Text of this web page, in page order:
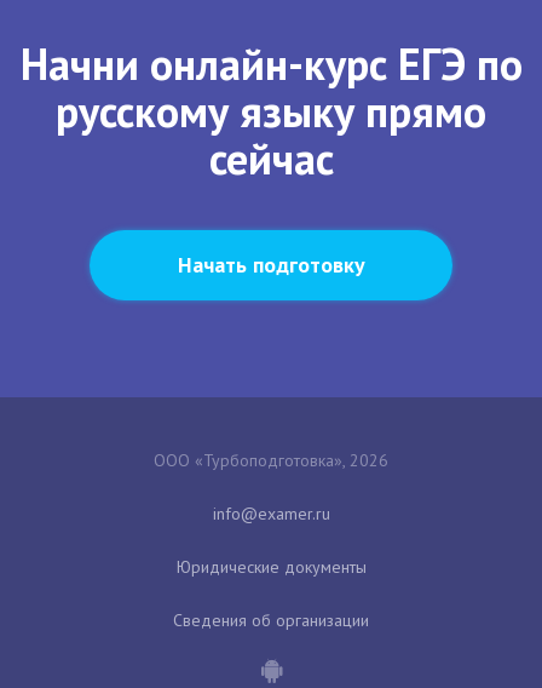
Начни онлайн-курс ЕГЭ по
русскому языку прямо
сейчас
Начать подготовку
ООО «Турбоподготовка», 2026
Юридические документы
Сведения об организации